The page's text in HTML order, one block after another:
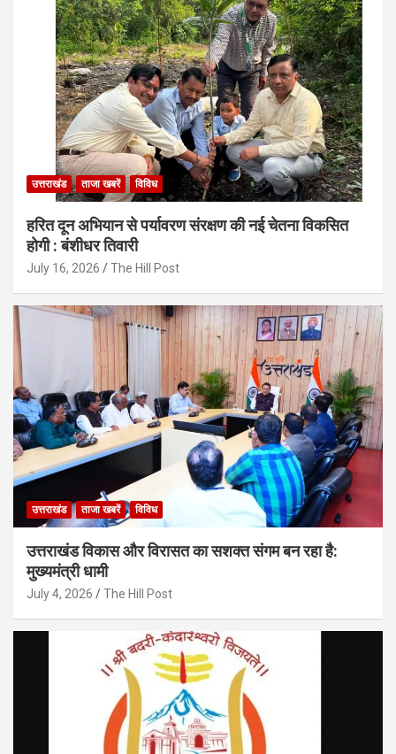
उत्तराखंड ताजा खबरें विविध
हरित दून अभियान से पर्यावरण संरक्षण की नई चेतना विकसित
होगी : बंशीधर तिवारी
July 16, 2026 The Hill Post
उत्तराखंड ताजा खबरें विविध
उत्तराखंड विकास और विरासत का सशक्त संगम बन रहा है:
मुख्यमंत्री धामी
July 4, 2026 The Hill Post